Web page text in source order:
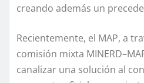
creando además un
Recientemente, el MAP, a
comisión mixta
canalizar una solución al